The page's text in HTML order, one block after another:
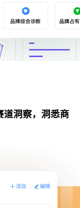
道洞察，洞悉商